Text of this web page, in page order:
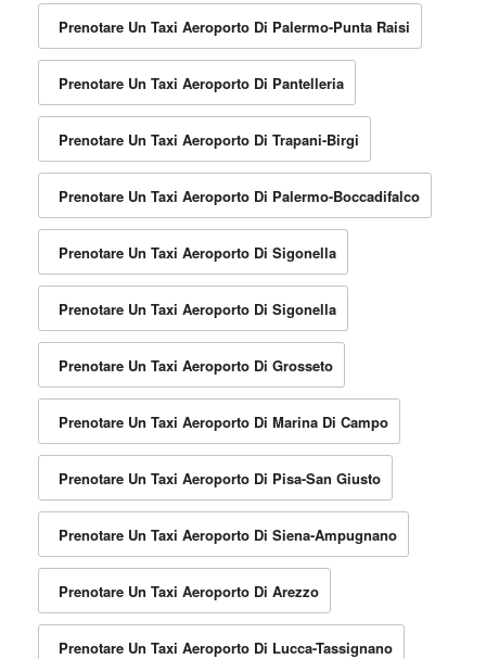
Prenotare Un Taxi Aeroporto Di Palermo-Punta Raisi
Prenotare Un Taxi Aeroporto Di Pantelleria
Prenotare Un Taxi Aeroporto Di Trapani-Birgi
Prenotare Un Taxi Aeroporto Di Palermo-Boccadifalco
Prenotare Un Taxi Aeroporto Di Sigonella
Prenotare Un Taxi Aeroporto Di Sigonella
Prenotare Un Taxi Aeroporto Di Grosseto
Prenotare Un Taxi Aeroporto Di Marina Di Campo
Prenotare Un Taxi Aeroporto Di Pisa-San Giusto
Prenotare Un Taxi Aeroporto Di Siena-Ampugnano
Prenotare Un Taxi Aeroporto Di Arezzo
Prenotare Un Taxi Aeroporto Di Lucca-Tassignano